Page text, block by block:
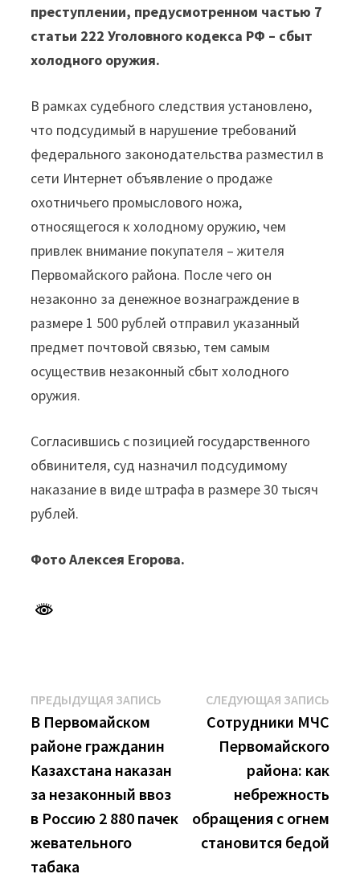
преступлении, предусмотренном частью 7
статьи 222 Уголовного кодекса РФ – сбыт
холодного оружия.
В рамках судебного следствия установлено,
что подсудимый в нарушение требований
федерального законодательства разместил в
сети Интернет объявление о продаже
охотничьего промыслового ножа,
относящегося к холодному оружию, чем
привлек внимание покупателя – жителя
Первомайского района. После чего он
незаконно за денежное вознаграждение в
размере 1 500 рублей отправил указанный
предмет почтовой связью, тем самым
осуществив незаконный сбыт холодного
оружия.
Согласившись с позицией государственного
обвинителя, суд назначил подсудимому
наказание в виде штрафа в размере 30 тысяч
рублей.
Фото Алексея Егорова.
Навигация
по
записям
ПРЕДЫДУЩАЯ ЗАПИСЬ Предыдущая
В Первомайском
районе гражданин
Казахстана наказан
за незаконный ввоз
в Россию 2 880 пачек
жевательного
табака
СЛЕДУЮЩАЯ ЗАПИСЬ
Сотрудники МЧС
Первомайского
района: как
небрежность
обращения с огнем
становится бедой